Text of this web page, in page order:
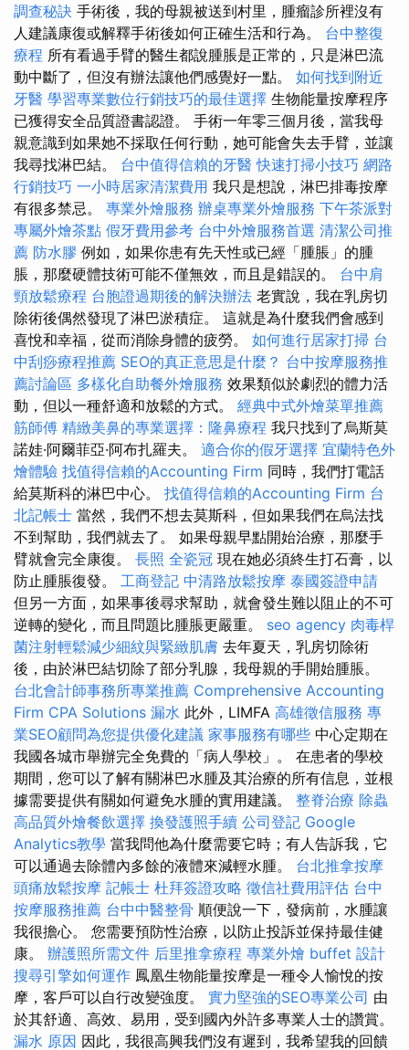
調查秘訣 手術後，我的母親被送到村里，腫瘤診所裡沒有
人建議康復或解釋手術後如何正確生活和行為。 台中整復
療程 所有看過手臂的醫生都說腫脹是正常的，只是淋巴流
動中斷了，但沒有辦法讓他們感覺好一點。 如何找到附近
牙醫 學習專業數位行銷技巧的最佳選擇 生物能量按摩程序
已獲得安全品質證書認證。 手術一年零三個月後，當我母
親意識到如果她不採取任何行動，她可能會失去手臂，並讓
我尋找淋巴結。 台中值得信賴的牙醫 快速打掃小技巧 網路
行銷技巧 一小時居家清潔費用 我只是想說，淋巴排毒按摩
有很多禁忌。 專業外燴服務 辦桌專業外燴服務 下午茶派對
專屬外燴茶點 假牙費用參考 台中外燴服務首選 清潔公司推
薦 防水膠 例如，如果你患有先天性或已經「腫脹」的腫
脹，那麼硬體技術可能不僅無效，而且是錯誤的。 台中肩
頸放鬆療程 台胞證過期後的解決辦法 老實說，我在乳房切
除術後偶然發現了淋巴淤積症。 這就是為什麼我們會感到
喜悅和幸福，從而消除身體的疲勞。 如何進行居家打掃 台
中刮痧療程推薦 SEO的真正意思是什麼？ 台中按摩服務推
薦討論區 多樣化自助餐外燴服務 效果類似於劇烈的體力活
動，但以一種舒適和放鬆的方式。 經典中式外燴菜單推薦
筋師傅 精緻美鼻的專業選擇：隆鼻療程 我只找到了烏斯莫
諾娃·阿爾菲亞·阿布扎羅夫。 適合你的假牙選擇 宜蘭特色外
燴體驗 找值得信賴的Accounting Firm 同時，我們打電話
給莫斯科的淋巴中心。 找值得信賴的Accounting Firm 台
北記帳士 當然，我們不想去莫斯科，但如果我們在烏法找
不到幫助，我們就去了。 如果母親早點開始治療，那麼手
臂就會完全康復。 長照 全瓷冠 現在她必須終生打石膏，以
防止腫脹復發。 工商登記 中清路放鬆按摩 泰國簽證申請
但另一方面，如果事後尋求幫助，就會發生難以阻止的不可
逆轉的變化，而且問題比腫脹更嚴重。 seo agency 肉毒桿
菌注射輕鬆減少細紋與緊緻肌膚 去年夏天，乳房切除術
後，由於淋巴結切除了部分乳腺，我母親的手開始腫脹。
台北會計師事務所專業推薦 Comprehensive Accounting
Firm CPA Solutions 漏水 此外，LIMFA 高雄徵信服務 專
業SEO顧問為您提供優化建議 家事服務有哪些 中心定期在
我國各城市舉辦完全免費的「病人學校」。 在患者的學校
期間，您可以了解有關淋巴水腫及其治療的所有信息，並根
據需要提供有關如何避免水腫的實用建議。 整脊治療 除蟲
高品質外燴餐飲選擇 換發護照手續 公司登記 Google
Analytics教學 當我問他為什麼需要它時；有人告訴我，它
可以通過去除體內多餘的液體來減輕水腫。 台北推拿按摩
頭痛放鬆按摩 記帳士 杜拜簽證攻略 徵信社費用評估 台中
按摩服務推薦 台中中醫整骨 順便說一下，發病前，水腫讓
我很擔心。 您需要預防性治療，以防止投訴並保持最佳健
康。 辦護照所需文件 后里推拿療程 專業外燴 buffet 設計
搜尋引擎如何運作 鳳凰生物能量按摩是一種令人愉悅的按
摩，客戶可以自行改變強度。 實力堅強的SEO專業公司 由
於其舒適、高效、易用，受到國內外許多專業人士的讚賞。
漏水 原因 因此，我很高興我們沒有遲到，我希望我的回饋